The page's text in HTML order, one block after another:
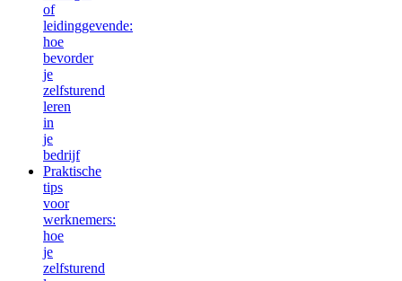
of
leidinggevende:
hoe
bevorder
je
zelfsturend
leren
in
je
bedrijf
Praktische
tips
voor
werknemers:
hoe
je
zelfsturend